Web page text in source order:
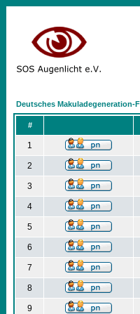
Deutsches Makuladegeneration-
#
1
2
3
4
5
6
7
8
9